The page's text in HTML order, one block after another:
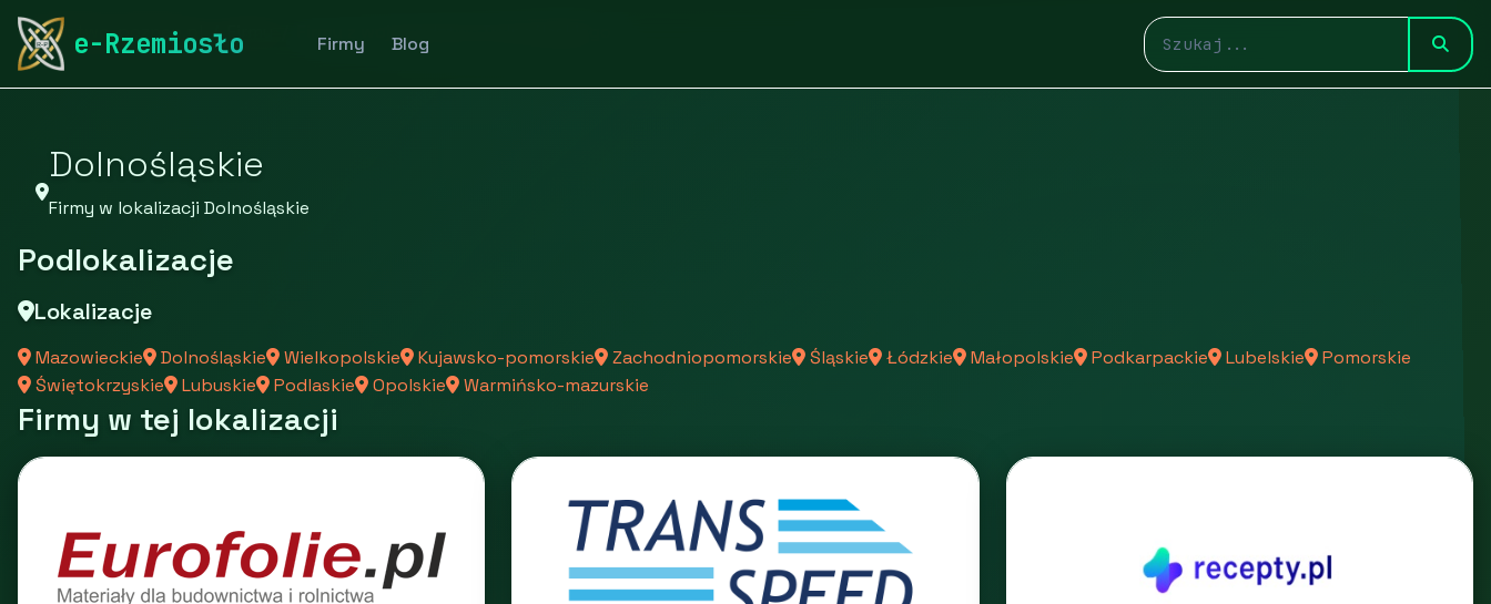
e-Rzemiosło Firmy Blog
rymarstwo-poznan.pl
Dolnośląskie
Firmy w lokalizacji Dolnośląskie
Podlokalizacje
Lokalizacje
Mazowieckie Dolnośląskie Wielkopolskie Kujawsko-pomorskie Zachodniopomorskie Śląskie Łódzkie Małopolskie Podkarpackie Lubelskie
Pomorskie
Świętokrzyskie
Lubuskie Podlaskie Opolskie Warmińsko-mazurskie
Firmy w tej lokalizacji